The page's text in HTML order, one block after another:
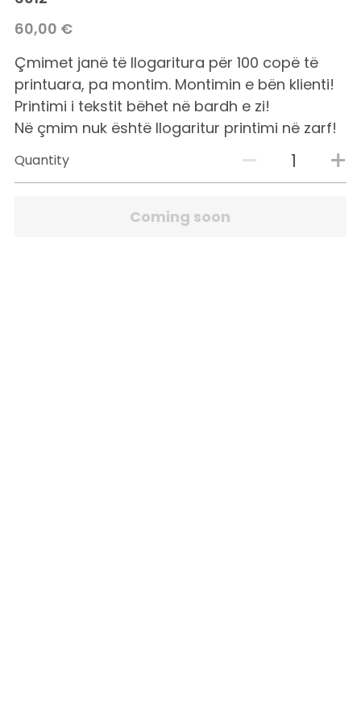
60,00 €
Çmimet janë të llogaritura për 100 copë të
printuara, pa montim. Montimin e bën klienti!
Printimi i tekstit bëhet në bardh e zi!
Në çmim nuk është llogaritur printimi në zarf!
Quantity
Coming soon